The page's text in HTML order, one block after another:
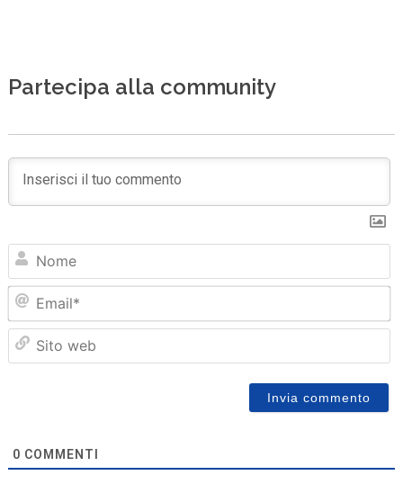
Partecipa alla community
0 COMMENTI